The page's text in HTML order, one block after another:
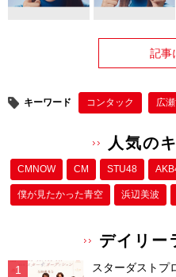
記事
キーワード コンタック 広
人気の
CMNOW CM STU48
僕が⾒たかった⻘空 浜辺美波
デイリー
スターダストプ